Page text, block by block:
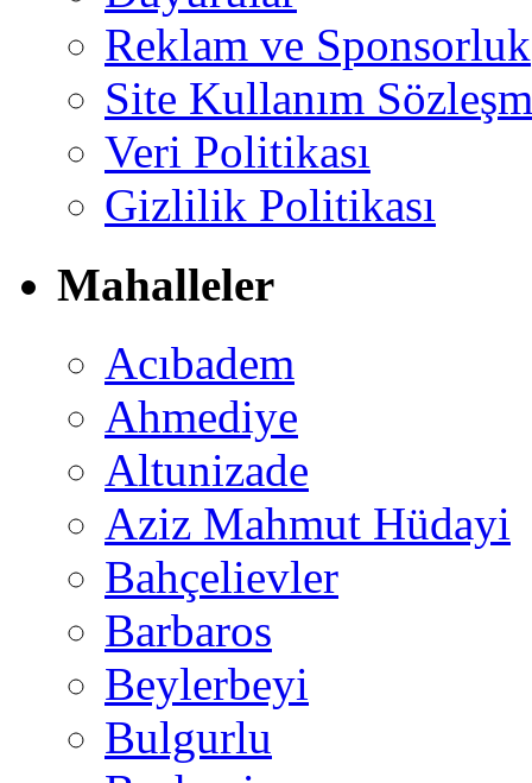
Reklam ve Sponsorluk
Site Kullanım
Veri Politikası
Gizlilik Politikası
Mahalleler
Acıbadem
Ahmediye
Altunizade
Aziz Mahmut Hüdayi
Bahçelievler
Barbaros
Beylerbeyi
Bulgurlu